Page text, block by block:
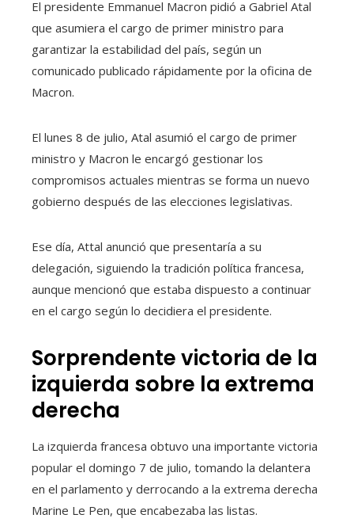
El presidente Emmanuel Macron pidió a Gabriel Atal
que asumiera el cargo de primer ministro para
garantizar la estabilidad del país, según un
comunicado publicado rápidamente por la oficina de
Macron.
El lunes 8 de julio, Atal asumió el cargo de primer
ministro y Macron le encargó gestionar los
compromisos actuales mientras se forma un nuevo
gobierno después de las elecciones legislativas.
Ese día, Attal anunció que presentaría a su
delegación, siguiendo la tradición política francesa,
aunque mencionó que estaba dispuesto a continuar
en el cargo según lo decidiera el presidente.
Sorprendente victoria de la
izquierda sobre la extrema
derecha
La izquierda francesa obtuvo una importante victoria
popular el domingo 7 de julio, tomando la delantera
en el parlamento y derrocando a la extrema derecha
Marine Le Pen, que encabezaba las listas.